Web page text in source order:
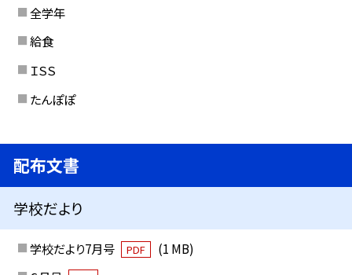
全学年
給食
ＩＳＳ
たんぽぽ
配布文書
学校だより
学校だより7月号 PDF
(1 MB)